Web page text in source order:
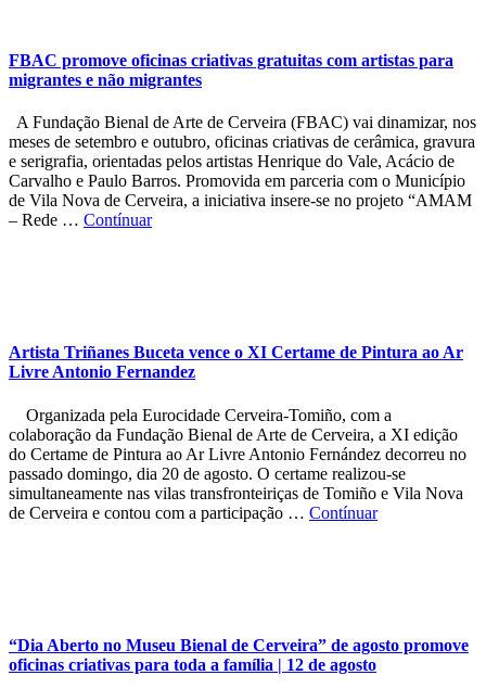
FBAC promove oficinas criativas gratuitas com artistas para
migrantes e não migrantes
A Fundação Bienal de Arte de Cerveira (FBAC) vai dinamizar, nos
meses de setembro e outubro, oficinas criativas de cerâmica, gravura
e serigrafia, orientadas pelos artistas Henrique do Vale, Acácio de
Carvalho e Paulo Barros. Promovida em parceria com o Município
de Vila Nova de Cerveira, a iniciativa insere-se no projeto “AMAM
– Rede … Contínuar
Artista Triñanes Buceta vence o XI Certame de Pintura ao Ar
Livre Antonio Fernandez
Organizada pela Eurocidade Cerveira-Tomiño, com a
colaboração da Fundação Bienal de Arte de Cerveira, a XI edição
do Certame de Pintura ao Ar Livre Antonio Fernández decorreu no
passado domingo, dia 20 de agosto. O certame realizou-se
simultaneamente nas vilas transfronteiriças de Tomiño e Vila Nova
de Cerveira e contou com a participação … Contínuar
“Dia Aberto no Museu Bienal de Cerveira” de agosto promove
oficinas criativas para toda a família | 12 de agosto